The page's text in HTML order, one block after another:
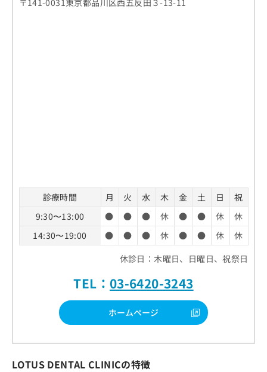
〒141-0031東京都品川区西五反田３-13-11
診療時間 月 火 水 木 金 土 日
祝
9:30〜13:00
● ● ● 休 ● ● 休
休
14:30〜19:00
● ● ● 休 ● ● 休
休
休診日：木曜日、日曜日、祝祭日
TEL： 03-6420-3243
ホームページ
LOTUS DENTAL CLINICの特徴